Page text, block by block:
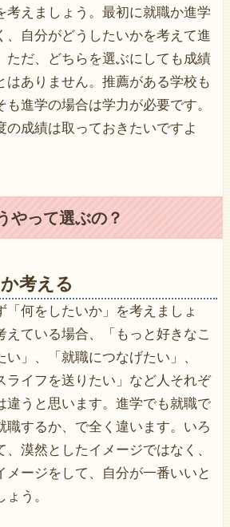
考えましょう。最初に就職か進学
、自分がどうしたいかを考えて進
ただ、どちらを選ぶにしても成績
はありません。推薦がある学校も
進学の場合は学力が必要です。
の成績は取っておきたいですよ
やって選ぶの？
考える
「何をしたいか」を考えましょ
えている場合、「もっと好きなこ
い」、「就職につなげたい」、
ライフを送りたい」など人それぞ
違うと思います。進学でも就職で
職するか、で全く違います。いろ
漠然としたイメージではなく、
メージをして、自分が一番いいと
う。